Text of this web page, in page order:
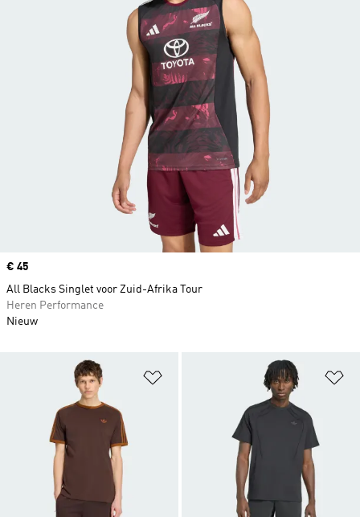
Op verlanglijst zetten
Price
€ 45
All Blacks Singlet voor Zuid-Afrika Tour
Heren Performance
Nieuw